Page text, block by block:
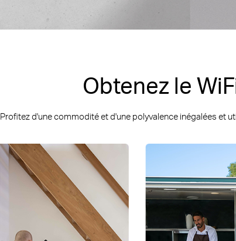
Obtenez le
Profitez d'une commodité et d'une polyvalence inégalées et